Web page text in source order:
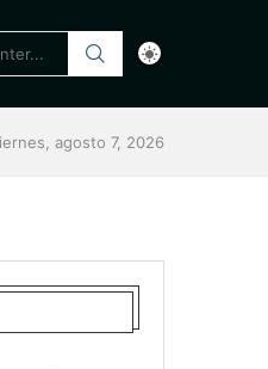
agosto 7, 2026